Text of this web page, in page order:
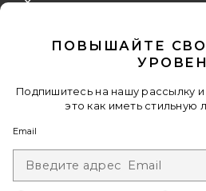
Favorite ПЛАТЬЕ ROMY
ПОВЫШАЙТЕ
Подпишитесь на нашу рассылку и
это как иметь стильную
Email